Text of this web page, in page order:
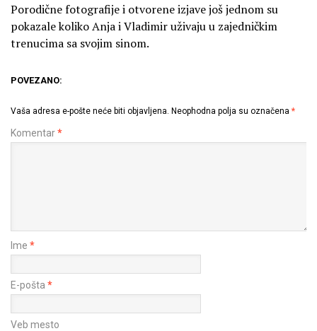
Porodične fotografije i otvorene izjave još jednom su
pokazale koliko Anja i Vladimir uživaju u zajedničkim
trenucima sa svojim sinom.
POVEZANO:
Vaša adresa e-pošte neće biti objavljena. Neophodna polja su označena *
Komentar*
Ime *
E-pošta *
Veb mesto